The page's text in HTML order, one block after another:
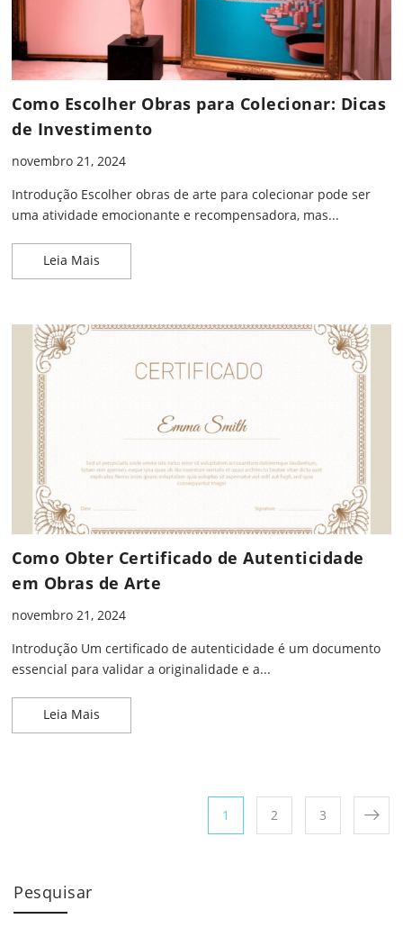
Como Escolher Obras para Colecionar: Dicas
de Investimento
novembro 21, 2024
Introdução Escolher obras de arte para colecionar pode ser
uma atividade emocionante e recompensadora, mas...
Leia Mais
Como Obter Certificado de Autenticidade
em Obras de Arte
novembro 21, 2024
Introdução Um certificado de autenticidade é um documento
essencial para validar a originalidade e a...
Leia Mais
Paginação de posts
Page
1 Page
2 Page
3
Pesquisar